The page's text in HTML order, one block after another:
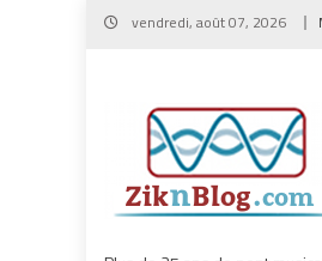
Skip
vendredi, août 07, 2026